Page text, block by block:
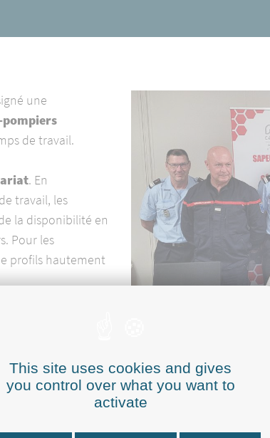
60 ANS !
une
de travail.
. En
travail, les
la disponibilité en
Pour les
profils hautement
volontaires
permet
certaines
ou suivre
This site uses cookies and gives
you control over what you want to
activate